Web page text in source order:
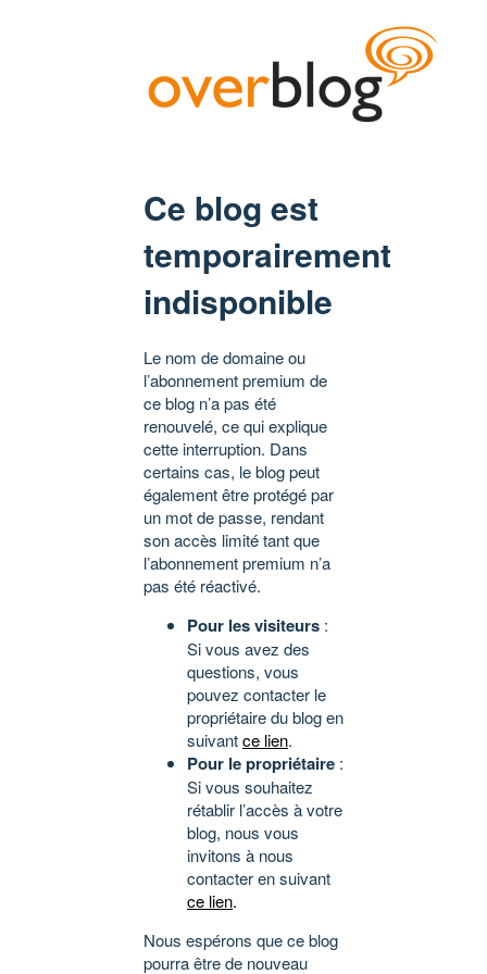
Ce blog est
temporairement
indisponible
Le nom de domaine ou
l’abonnement premium de
ce blog n’a pas été
renouvelé, ce qui explique
cette interruption. Dans
certains cas, le blog peut
également être protégé par
un mot de passe, rendant
son accès limité tant que
l’abonnement premium n’a
pas été réactivé.
Pour les visiteurs :
Si vous avez des
questions, vous
pouvez contacter le
propriétaire du blog en
suivantce lien.
Pour le propriétaire :
Si vous souhaitez
rétablir l’accès à votre
blog, nous vous
invitons à nous
contacter en suivant
ce lien.
Nous espérons que ce blog
pourra être de nouveau